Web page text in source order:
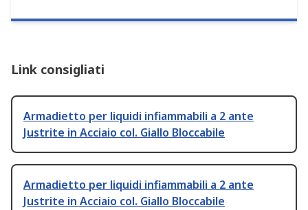
Link consigliati
Armadietto per liquidi infiammabili a 2 ante
Justrite in Acciaio col. Giallo Bloccabile
Armadietto per liquidi infiammabili a 2 ante
Justrite in Acciaio col. Giallo Bloccabile